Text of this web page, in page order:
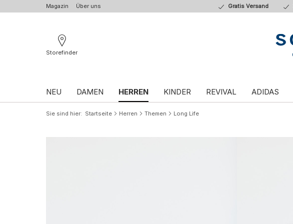
Magazin Über uns Gratis Versand
Storefinder
NEU DAMEN HERREN KINDER REVIVAL ADIDAS
Sie sind hier Startseite Herren Themen Long Life